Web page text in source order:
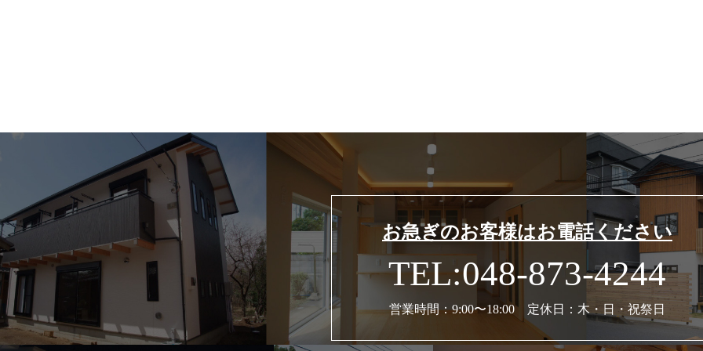
お急ぎのお客様はお電話ください
TEL:048-873-4244
営業時間：9:00〜18:00 定休日：木・日・祝祭日